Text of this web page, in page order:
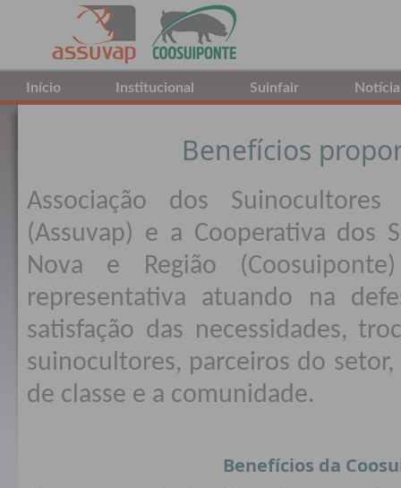
Início Institucional Suinfair
Benefícios
Associação dos
(Assuvap) e a Cooperativa dos
Nova e Região
representativa atuando na
satisfação das necessidades,
suinocultores, parceiros do
de classe e a comunidade.
Benefícios da